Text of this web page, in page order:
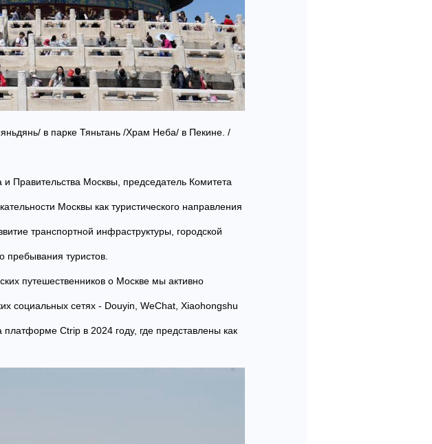
в парке Тяньтань /Храм Неба/ в Пекине. /
Правительства Москвы, председатель Комитета
Москвы как туристического направления
транспортной инфраструктуры, городской
пребывания туристов.
путешественников о Москве мы активно
социальных сетях - Douyin, WeChat, Xiaohongshu
Ctrip в 2024 году, где представлены как